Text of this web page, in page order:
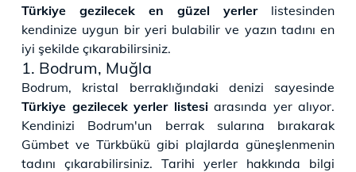
Türkiye gezilecek en güzel yerler listesinden
kendinize uygun bir yeri bulabilir ve yazın tadını en
iyi şekilde çıkarabilirsiniz.
1. Bodrum, Muğla
Bodrum, kristal berraklığındaki denizi sayesinde
Türkiye gezilecek yerler listesi arasında yer alıyor.
Kendinizi Bodrum'un berrak sularına bırakarak
Gümbet ve Türkbükü gibi plajlarda güneşlenmenin
tadını çıkarabilirsiniz. Tarihi yerler hakkında bilgi